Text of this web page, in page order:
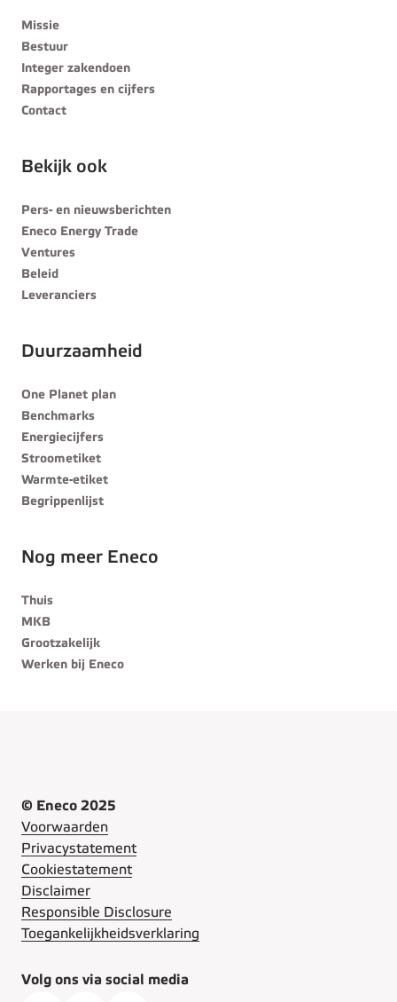
Missie
Bestuur
Integer zakendoen
Rapportages en cijfers
Contact
Bekijk ook
Pers- en nieuwsberichten
Eneco Energy Trade
Ventures
Beleid
Leveranciers
Duurzaamheid
One Planet plan
Benchmarks
Energiecijfers
Stroometiket
Warmte-etiket
Begrippenlijst
Nog meer Eneco
Thuis
MKB
Grootzakelijk
Werken bij Eneco
© Eneco 2025
Voorwaarden
Privacystatement
Cookiestatement
Disclaimer
Responsible Disclosure
Toegankelijkheidsverklaring
Volg ons via social media